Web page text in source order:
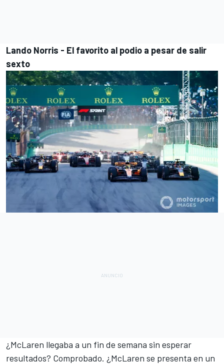
Lando Norris - El favorito al podio a pesar de salir
sexto
¿McLaren llegaba a un fin de semana sin esperar
resultados? Comprobado. ¿McLaren se presenta en un